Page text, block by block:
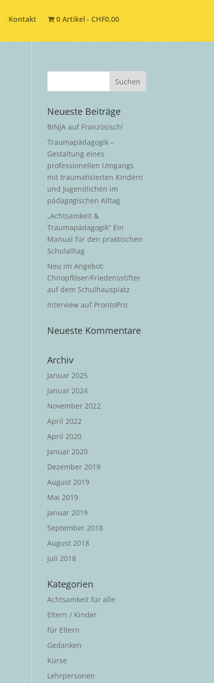
Kontakt 0 Artikel CHF0.00
Kontakt 0 Artikel CHF0.00
Neueste Beiträge
BINJA auf Französisch!
Traumapädagogik –
Gestaltung eines
professionellen Umgangs
mit traumatisierten Kindern
und Jugendlichen im
pädagogischen Alltag
„Achtsamkeit &
Traumapädagogik“ Ein
Manual für den praktischen
Schulalltag
Neu im Angebot:
Chnopflöser/Friedensstifter
auf dem Schulhausplatz
Interview auf ProntoPro
Neueste Kommentare
Archiv
Januar 2025
Januar 2024
November 2022
April 2022
April 2020
Januar 2020
Dezember 2019
August 2019
Mai 2019
Januar 2019
September 2018
August 2018
Juli 2018
Kategorien
Achtsamkeit für alle
Eltern / Kinder
für Eltern
Gedanken
Kurse
Lehrpersonen